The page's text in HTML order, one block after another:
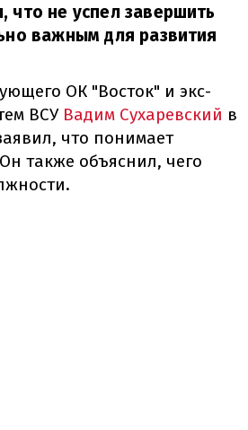
что не успел завершить
важным для развития
ОК "Восток" и экс-
ВСУ Вадим Сухаревский в
что понимает
также объяснил, чего